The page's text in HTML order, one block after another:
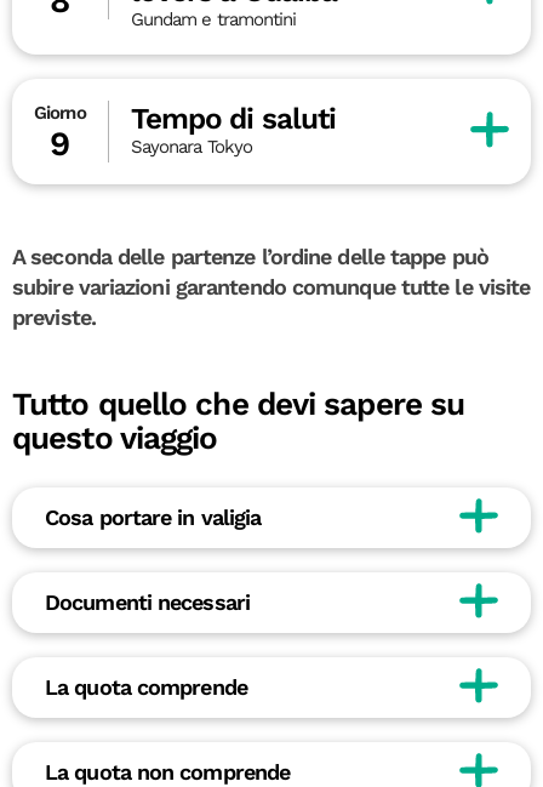
Gundam e tramontini
Giorno
9
Tempo di saluti
Sayonara Tokyo
A seconda delle partenze l’ordine delle tappe può
subire variazioni garantendo comunque tutte le visite
previste.
Tutto quello che devi sapere su
questo viaggio
Cosa portare in valigia
Documenti necessari
La quota comprende
La quota non comprende